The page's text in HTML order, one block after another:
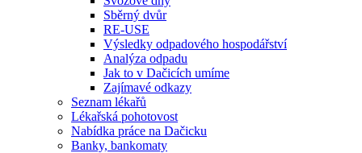
Sběrný dvůr
RE-USE
Výsledky odpadového hospodářství
Analýza odpadu
Jak to v Dačicích umíme
Zajímavé odkazy
Seznam lékařů
Lékařská pohotovost
Nabídka práce na Dačicku
Banky, bankomaty